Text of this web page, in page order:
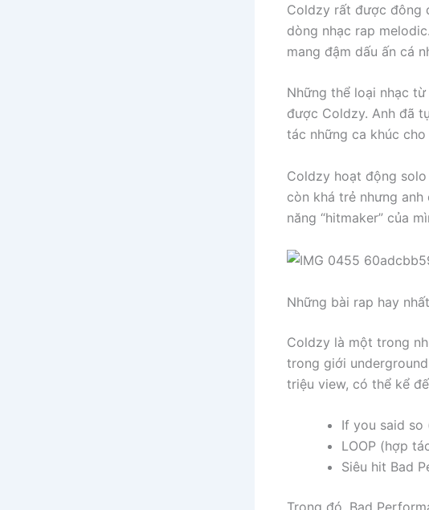
Coldzy rất được đông
dòng nhạc rap
mang đậm dấu ấn cá
Những thể loại nhạc từ
được Coldzy. Anh đã
tác những ca khúc cho
Coldzy hoạt động
còn khá trẻ nhưng
năng “hitmaker” của
Những bài rap hay
Coldzy là một trong
trong giới
triệu view, có thể kể
If you said so
LOOP (hợp
Siêu hit Bad